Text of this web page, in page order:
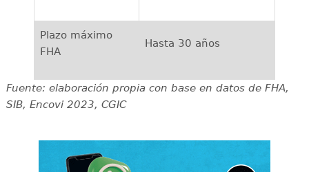
Plazo máximo
FHA
Hasta 30 años
Fuente: elaboración propia con base en datos de FHA,
SIB, Encovi 2023, CGIC